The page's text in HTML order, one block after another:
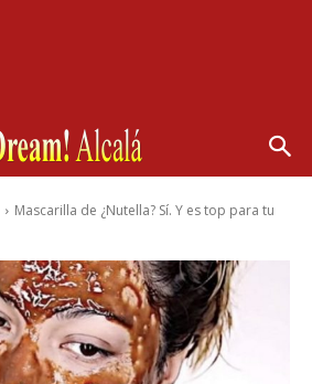
Mascarilla de ¿Nutella? Sí. Y es top para tu